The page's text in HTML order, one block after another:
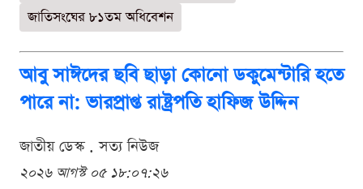
জাতিসংঘের ৮১তম অধিবেশন
আবু সাঈদের ছবি ছাড়া কোনো ডকুমেন্টারি হতে
পারে না: ভারপ্রাপ্ত রাষ্ট্রপতি হাফিজ উদ্দিন
জাতীয় ডেস্ক . সত্য নিউজ
২০২৬ আগস্ট ০৫ ১৮:০৭:২৬